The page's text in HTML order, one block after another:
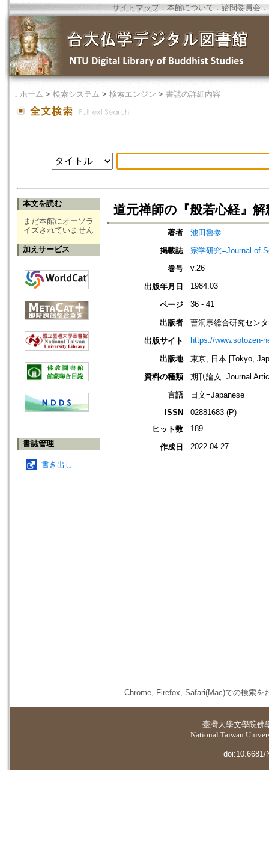
サイトマップ．本館について ． 諮問委員会 ．
． ホーム > 検索システム > 検索エンジン > 書誌の詳細内容
本文を読む
まだ本館にオーソラ
イズされていません
加えサービス
書誌管理
書き出し
道元禅師の『般若心経』解
著者
池田魯参
掲載誌
宗学研究=Journal of
巻号
v.26
出版年月日 1984.03
ページ 36 - 41
出版者
曹洞宗総合研究セン
出版サイト
https://www.sotozen-
出版地
東京, 日本 [Tokyo,
資料の種類
期刊論文=Journal
言語
日文=Japanese
ISSN
02881683 (P)
ヒット数
189
作成日 2022.04.27
Chrome, Firefox, Safari(Mac)での検索を
臺灣大學文學院佛
National Taiwan
doi:10.6681/